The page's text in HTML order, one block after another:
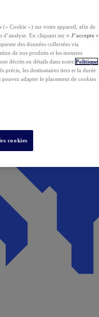
(« Cookie ») sur votre appareil, afin de
d’analyse. En cliquant sur « J’accepte »
des données collectées via
de nos produits et les mesures
décrits en détails dans notre Politique
précis, les destinataires tiers et la durée
adapter le placement de cookies
cookies